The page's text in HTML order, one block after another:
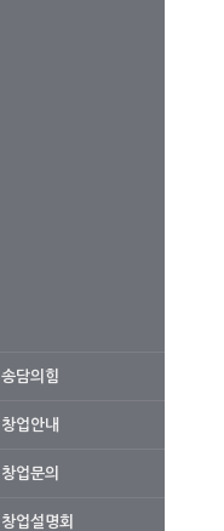
송담의힘
창업안내
창업문의
창업설명회